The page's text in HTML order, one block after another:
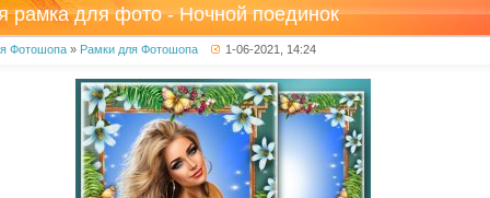
рамка для фото - Ночной поединок
Фотошопа » Рамки для Фотошопа 1-06-2021, 14:24